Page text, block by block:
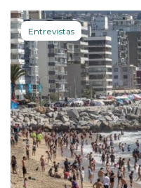
Entrevistas